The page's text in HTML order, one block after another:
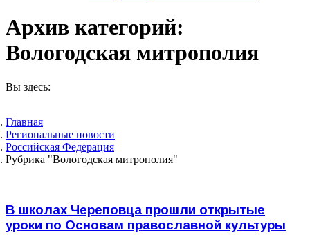
Архив категорий:
Вологодская митрополия
Вы здесь:
Главная
Pегиональные новости
Российская Федерация
Рубрика "Вологодская митрополия"
В школах Череповца прошли открытые
уроки по Основам православной культуры